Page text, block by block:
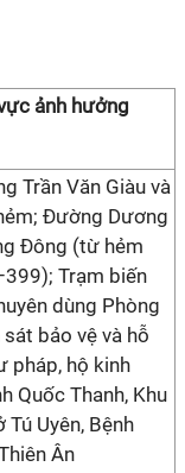
ảnh hưởng
Trần Văn Giàu và
Đường Dương
Đông (từ hẻm
Trạm biến
dùng Phòng
sát bảo vệ và hỗ
pháp, hộ kinh
Quốc Thanh, Khu
Tú Uyên, Bệnh
Ân